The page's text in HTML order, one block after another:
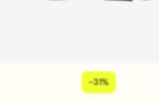
Pridať do košíka
-31%